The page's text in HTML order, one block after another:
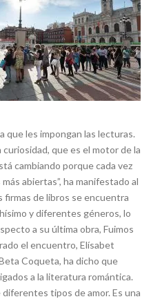
que les impongan las lecturas.
que es el motor de la
cambiando porque cada vez
abiertas”, ha manifestado al
de libros se encuentra
y diferentes géneros, lo
a su última obra, Fuimos
el encuentro, Elísabet
Coqueta, ha dicho que
a la literatura romántica.
tipos de amor. Es una